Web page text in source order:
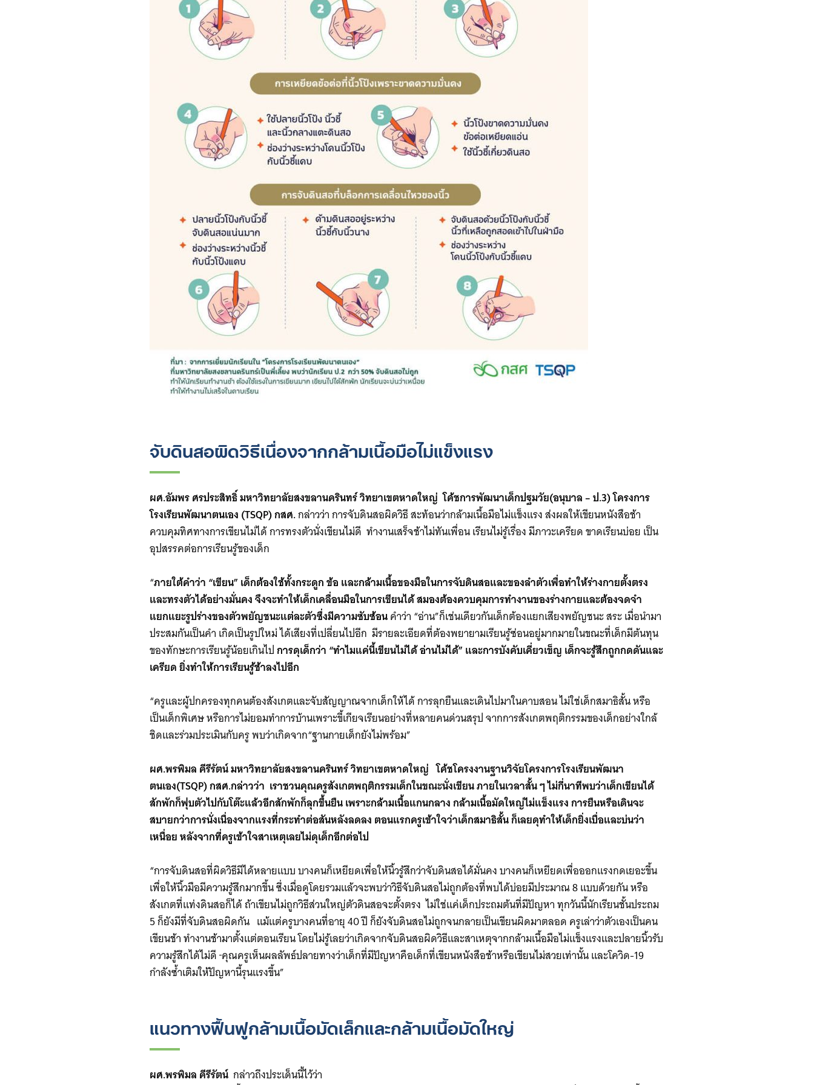
for:
จับดินสอผิดวิธีเนื่องจากกล้ามเนื้อมือไม่แข็งแรง
ผศ.อัมพร ศรประสิทธิ์ มหาวิทยาลัยสงขลานครินทร์ วิทยาเขตหาดใหญ่ โค้ชการพัฒนาเด็กปฐมวัย(อนุบาล – ป.3) โครงการ
โรงเรียนพัฒนาตนเอง (TSQP) กสศ.กล่าวว่า การจับดินสอผิดวิธี สะท้อนว่ากล้ามเนื้อมือไม่แข็งแรง ส่งผลให้เขียนหนังสือช้า
ควบคุมทิศทางการเขียนไม่ได้ การทรงตัวนั่งเขียนไม่ดี ทำงานเสร็จช้าไม่ทันเพื่อน เรียนไม่รู้เรื่อง มีภาวะเครียด ขาดเรียนบ่อย เป็น
อุปสรรคต่อการเรียนรู้ของเด็ก
“ภายใต้คำว่า “เขียน” เด็กต้องใช้ทั้งกระดูก ข้อ และกล้ามเนื้อของมือในการจับดินสอและของลำตัวเพื่อทำให้ร่างกายตั้งตรง
และทรงตัวได้อย่างมั่นคง จึงจะทำให้เด็กเคลื่อนมือในการเขียนได้ สมองต้องควบคุมการทำงานของร่างกายและต้องจดจำ
แยกแยะรูปร่างของตัวพยัญชนะแต่ละตัวซึ่งมีความซับซ้อนคำว่า “อ่าน”ก็เช่นเดียวกันเด็กต้องแยกเสียงพยัญชนะ สระ เมื่อนำมา
ประสมกันเป็นคำ เกิดเป็นรูปใหม่ ได้เสียงที่เปลี่ยนไปอีก มีรายละเอียดที่ต้องพยายามเรียนรู้ซ่อนอยู่มากมายในขณะที่เด็กมีต้นทุน
ของทักษะการเรียนรู้น้อยเกินไปการดุเด็กว่า “ทำไมแค่นี้เขียนไม่ได้ อ่านไม่ได้” และการบังคับเคี่ยวเข็ญ เด็กจะรู้สึกถูกกดดันและ
เครียด ยิ่งทำให้การเรียนรู้ช้าลงไปอีก
“ครูและผู้ปกครองทุกคนต้องสังเกตและจับสัญญาณจากเด็กให้ได้ การลุกยืนและเดินไปมาในคาบสอน ไม่ใช่เด็กสมาธิสั้น หรือ
เป็นเด็กพิเศษ หรือการไม่ยอมทำการบ้านเพราะขี้เกียจเรียนอย่างที่หลายคนด่วนสรุป จากการสังเกตพฤติกรรมของเด็กอย่างใกล้
ชิดและร่วมประเมินกับครู พบว่าเกิดจาก“ฐานกายเด็กยังไม่พร้อม”
ผศ.พรพิมล คีรีรัตน์ มหาวิทยาลัยสงขลานครินทร์ วิทยาเขตหาดใหญ่ โค้ชโครงงานฐานวิจัยโครงการโรงเรียนพัฒนา
ตนเอง(TSQP) กสศ.กล่าวว่า เราชวนคุณครูสังเกตพฤติกรรมเด็กในขณะนั่งเขียน ภายในเวลาสั้น ๆ ไม่กี่นาทีพบว่าเด็กเขียนได้
สักพักก็ฟุบตัวไปกับโต๊ะแล้วอีกสักพักก็ลุกขึ้นยืน เพราะกล้ามเนื้อแกนกลาง กล้ามเนื้อมัดใหญ่ไม่แข็งแรง การยืนหรือเดินจะ
สบายกว่าการนั่งเนื่องจากแรงที่กระทำต่อสันหลังลดลง ตอนแรกครูเข้าใจว่าเด็กสมาธิสั้น ก็เลยดุทำให้เด็กยิ่งเบื่อและบ่นว่า
เหนื่อย หลังจากที่ครูเข้าใจสาเหตุเลยไม่ดุเด็กอีกต่อไป
“การจับดินสอที่ผิดวิธีมีได้หลายแบบ บางคนก็เหยียดเพื่อให้นิ้วรู้สึกว่าจับดินสอได้มั่นคง บางคนก็เหยียดเพื่อออกแรงกดเยอะขึ้น
เพื่อให้นิ้วมือมีความรู้สึกมากขึ้น ซึ่งเมื่อดูโดยรวมแล้วจะพบว่าวิธีจับดินสอไม่ถูกต้องที่พบได้บ่อยมีประมาณ 8 แบบด้วยกัน หรือ
สังเกตที่แท่งดินสอก็ได้ ถ้าเขียนไม่ถูกวิธีส่วนใหญ่ตัวดินสอจะตั้งตรง ไม่ใช่แค่เด็กประถมต้นที่มีปัญหา ทุกวันนี้นักเรียนชั้นประถม
5 ก็ยังมีที่จับดินสอผิดกัน แม้แต่ครูบางคนที่อายุ 40 ปี ก็ยังจับดินสอไม่ถูกจนกลายเป็นเขียนผิดมาตลอด ครูเล่าว่าตัวเองเป็นคน
เขียนช้า ทำงานช้ามาตั้งแต่ตอนเรียน โดยไม่รู้เลยว่าเกิดจากจับดินสอผิดวิธีและสาเหตุจากกล้ามเนื้อมือไม่แข็งแรงและปลายนิ้วรับ
ความรู้สึกได้ไม่ดี คุณครูเห็นผลลัพธ์ปลายทางว่าเด็กที่มีปัญหาคือเด็กที่เขียนหนังสือช้าหรือเขียนไม่สวยเท่านั้น และโควิด-19
กำลังซ้ำเติมให้ปัญหานี้รุนแรงขึ้น”
แนวทางฟื้นฟูกล้ามเนื้อมัดเล็กและกล้ามเนื้อมัดใหญ่
ผศ.พรพิมล คีรีรัตน์ กล่าวถึงประเด็นนี้ไว้ว่า